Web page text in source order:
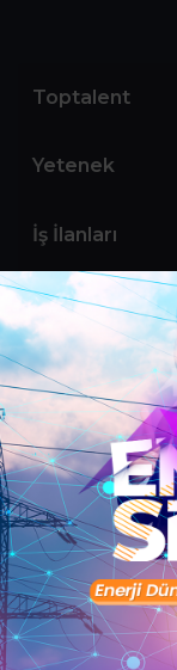
Toptalent
Yetenek
İş İlanları
Sertifika
Yetenek
İşveren
Toptalent Marka ve
Olarak 11 / 11 / 2024 -
Kurumu tarafından